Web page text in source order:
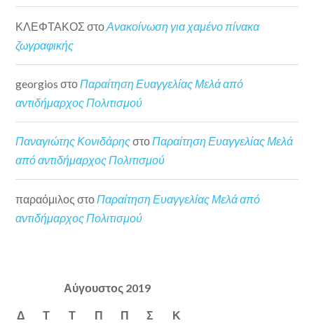
ΚΛΕΦΤΑΚΟΣ στοΑνακοίνωση για χαμένο πίνακα
ζωγραφικής
georgios στοΠαραίτηση Ευαγγελίας Μελά από
αντιδήμαρχος Πολιτισμού
Παναγιώτης ΚονιδάρηςστοΠαραίτηση Ευαγγελίας Μελά
από αντιδήμαρχος Πολιτισμού
παραόμιλος στο Παραίτηση Ευαγγελίας Μελά από
αντιδήμαρχος Πολιτισμού
Αύγουστος 2019
Δ Τ Τ Π Π Σ Κ